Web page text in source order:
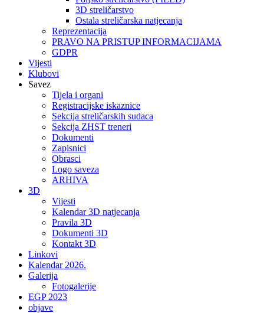
3D streličarstvo
Ostala streličarska natjecanja
Reprezentacija
PRAVO NA PRISTUP INFORMACIJAMA
GDPR
Vijesti
Klubovi
Savez
Tijela i organi
Registracijske iskaznice
Sekcija streličarskih sudaca
Sekcija ZHST treneri
Dokumenti
Zapisnici
Obrasci
Logo saveza
ARHIVA
3D
Vijesti
Kalendar 3D natjecanja
Pravila 3D
Dokumenti 3D
Kontakt 3D
Linkovi
Kalendar 2026.
Galerija
Fotogalerije
EGP 2023
objave